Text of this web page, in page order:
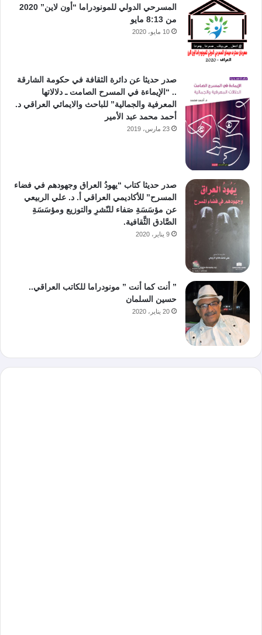
المسرحي الدولي للمونودراما “أون لاين” 2020
من 8:13 مايو
10 مايو، 2020
صدر حديثا عن دائرة الثقافة في حكومة الشارقة
.. “الإيماءة في المسرح الصامت ـ دلالاتها
المعرفية والجمالية” للباحث والايمائي العراقي د.
أحمد محمد عبد الأمير
23 مارس، 2019
صدر حديثا كتاب “يهودُ العراق وجهودهم في فضاء
المسرح” للأكاديمي العراقي أ. د. علي الربيعي
عن مؤسَسَةِ صَفاء للنّشرِ والتوزيع ومؤسَسَةِ
الصَّادق الثَّقافية.
9 يناير، 2020
” أنت كما أنت ” مونودراما للكاتب العراقي..
حسين السلمان
20 يناير، 2020